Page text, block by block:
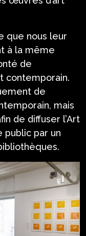
que nous leur
à la même
de
contemporain.
de
mais
de diffuser l’Art
public par un